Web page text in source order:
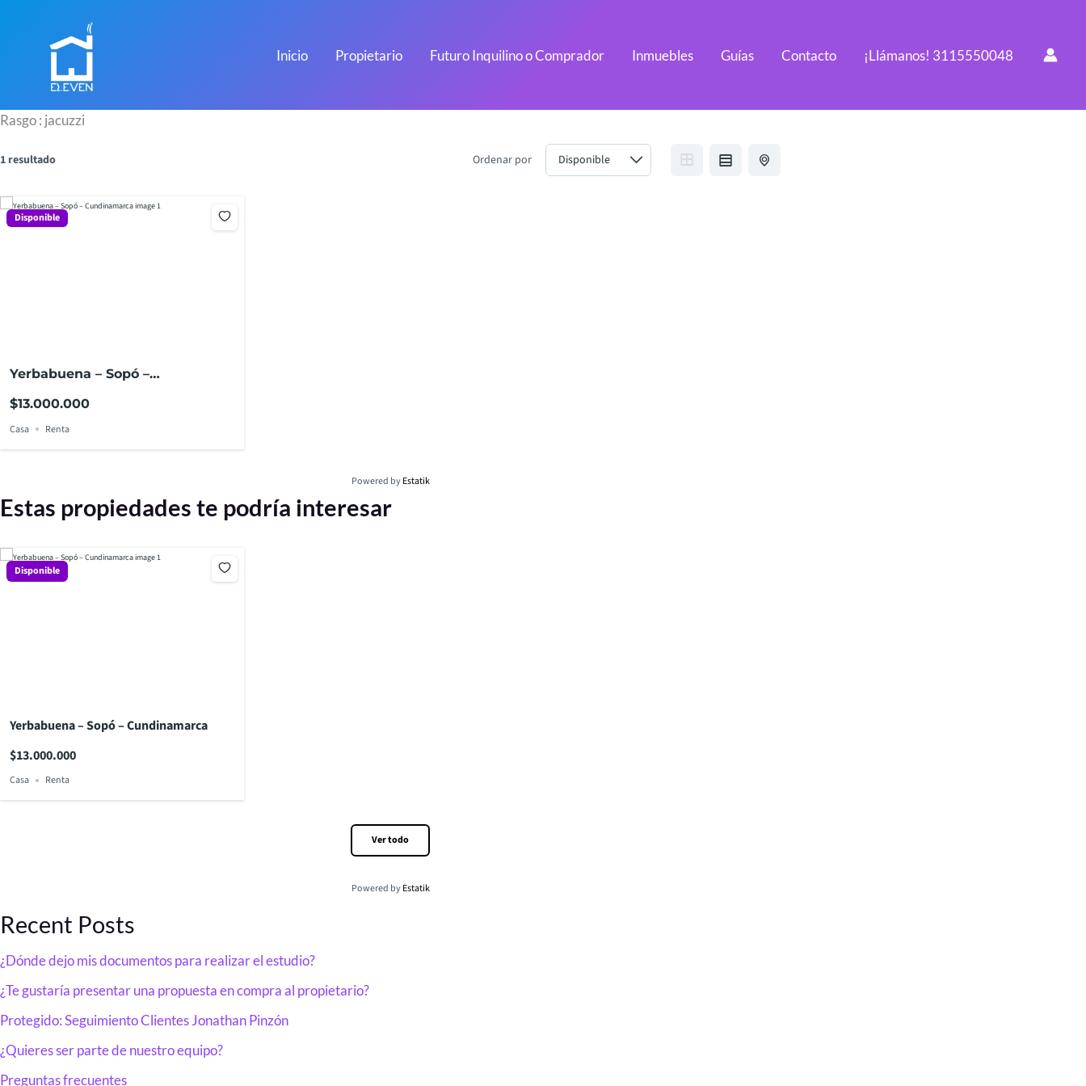
contenido
Inicio Propietario Futuro Inquilino o Comprador Inmuebles Guías Contacto ¡Llámanos! 3115550048
Rasgo : jacuzzi
1 resultado Ordenar por
Disponible
Yerbabuena – Sopó –
Cundinamarca
$13.000.000
Casa Renta
Powered byEstatik
Estas propiedades te podría interesar
Disponible
Yerbabuena – Sopó – Cundinamarca
$13.000.000
Casa Renta
Ver todo
Powered byEstatik
Recent Posts
¿Dónde dejo mis documentos para realizar el estudio?
¿Te gustaría presentar una propuesta en compra al propietario?
Protegido: Seguimiento Clientes Jonathan Pinzón
¿Quieres ser parte de nuestro equipo?
Preguntas frecuentes